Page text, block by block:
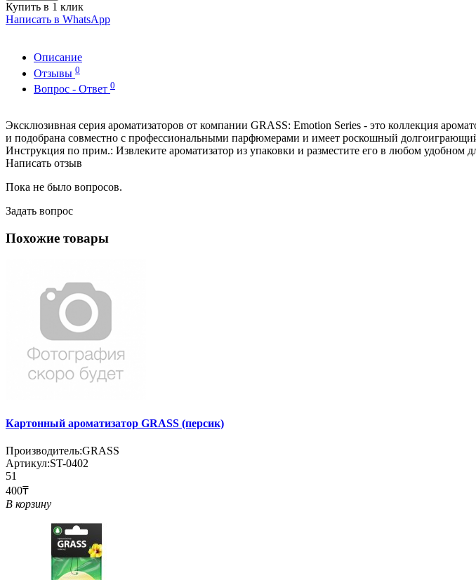
Купить в 1 клик
Написать в WhatsApp
Описание
Отзывы 0
Вопрос - Ответ 0
Эксклюзивная серия ароматизаторов от компании GRASS: Emotion Series - это коллекция
и подобрана совместно с профессиональными парфюмерами и имеет роскошный
Инструкция по прим.: Извлеките ароматизатор из упаковки и разместите его в любом удобном
Написать отзыв
Пока не было вопросов.
Задать вопрос
Похожие товары
Картонный ароматизатор GRASS (персик)
Производитель:GRASS
Артикул:ST-0402
51
400₸
В корзину